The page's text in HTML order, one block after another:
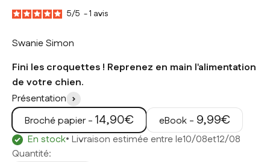
5/5 -1 avis
Swanie Simon
Fini les croquettes ! Reprenez en main l'alimentation
de votre chien.
Présentation
Broché papier - Prix de vente
14,90€ eBook - Prix de vente
9,99€
En stock• Livraison estimée entre le10/08et12/08
Quantité: